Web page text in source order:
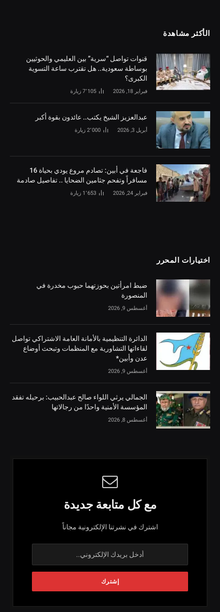
الأكثر مشاهدة
قنوات تواصل “سرية” بين العليمي والحوثيين
بوساطة سعودية.. هل تقترب ساعة التسوية
الكبرى؟
فبراير 18, 2026 7٬105 زيارة
‏عبدالعزيز الشيخ يكتب.. عائدون بقوة أكبر
أبريل 3, 2026 2٬000 زيارة
فاجعة في أبين: تصادم مروع يودي بحياة 16
مسافراً وتفحم جثامين الضحايا .. تفاصيل صادمة
فبراير 24, 2026 1٬653 زيارة
اختيارات المحرر
ضبط امرأتين بحوزتهما حبوب مخدرة في
المنصورة
أغسطس 9, 2026
الدائرة التنظيمية بالأمانة العامة الاشتراكي تواصل
لقاءاتها التشاورية مع المنظمات وتبحث أوضاع
عدن وأبين*
أغسطس 9, 2026
الجمالي يرثي اللواء صالح عبدالحبيب: برحيله تفقد
المؤسسة الأمنية واحدًا من رجالاتها
أغسطس 8, 2026
مع كل متابعة جديدة
اشترك في نشرتنا الإلكترونية مجاناً